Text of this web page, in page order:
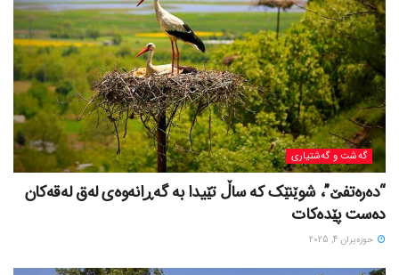
گه‌شت و گه‌شتیاری
“دەرەتفێ”، شوێنێک کە ساڵ تێیدا بە گەڕانەوەی لەق لەقەکان
دەست پێدەکات
حوزه‌یران 4, 2025